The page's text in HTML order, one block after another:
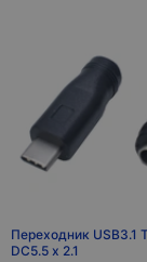
Переходник USB3.1
DC5.5 x 2.1